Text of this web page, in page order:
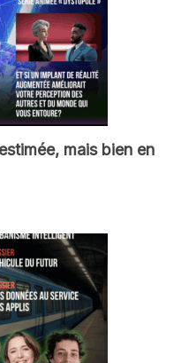
mais bien en